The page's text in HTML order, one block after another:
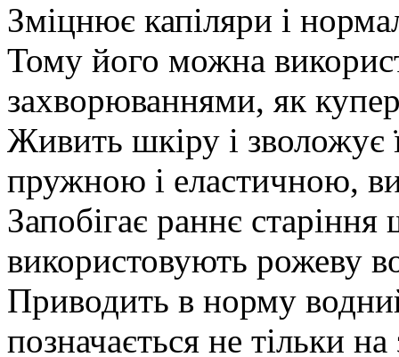
Зміцнює капіляри і
Тому його можна
захворюваннями, як
Живить шкіру і зволожує
пружною і еластичною,
Запобігає раннє
використовують рожеву
Приводить в норму
позначається не тільки